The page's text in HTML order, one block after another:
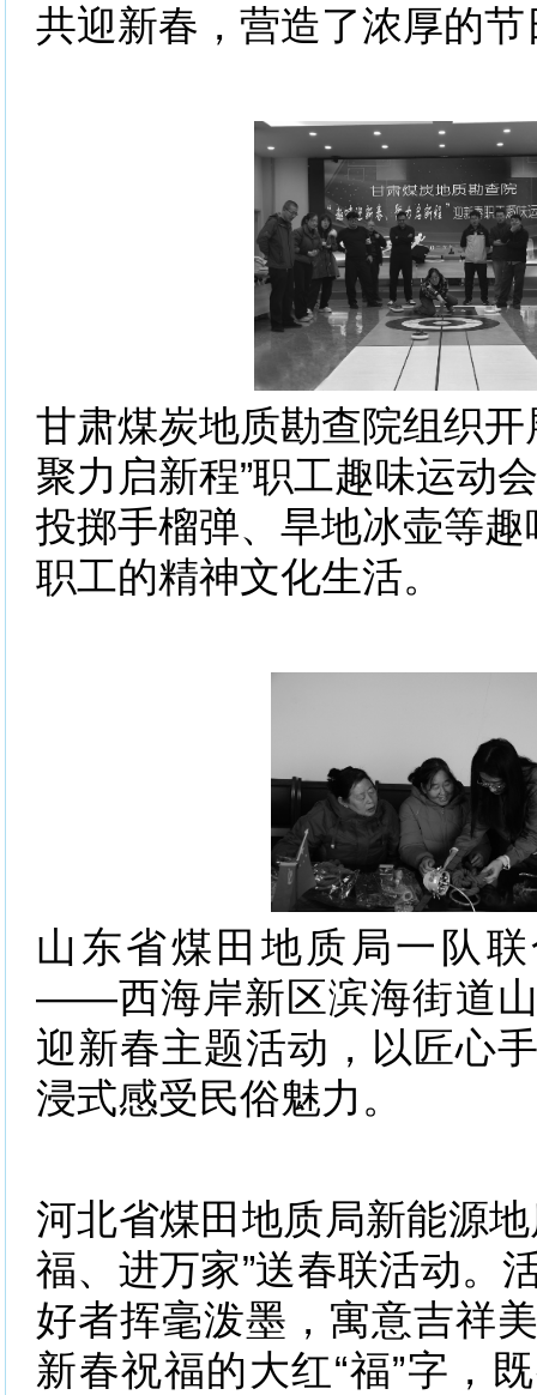
共迎新春，营造了浓厚的
甘肃煤炭地质勘查院组织开
聚力启新程”职工趣味运动
投掷手榴弹、旱地冰壶等
职工的精神文化生活。
山东省煤田地质局一队联
——西海岸新区滨海街道
迎新春主题活动，以匠心
浸式感受民俗魅力。
河北省煤田地质局新能源
福、进万家”送春联活动。
好者挥毫泼墨，寓意吉祥
新春祝福的大红“福”字，